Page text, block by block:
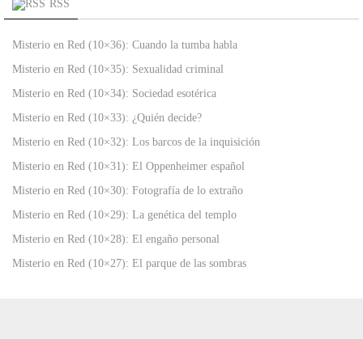
RSS
Misterio en Red (10×36): Cuando la tumba habla
Misterio en Red (10×35): Sexualidad criminal
Misterio en Red (10×34): Sociedad esotérica
Misterio en Red (10×33): ¿Quién decide?
Misterio en Red (10×32): Los barcos de la inquisición
Misterio en Red (10×31): El Oppenheimer español
Misterio en Red (10×30): Fotografía de lo extraño
Misterio en Red (10×29): La genética del templo
Misterio en Red (10×28): El engaño personal
Misterio en Red (10×27): El parque de las sombras